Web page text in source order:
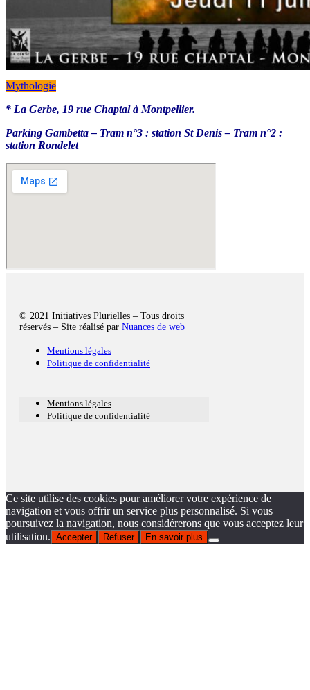
Mythologie
* La Gerbe, 19 rue Chaptal à Montpellier.
Parking Gambetta – Tram n°3 : station St Denis – Tram n°2 :
station Rondelet
© 2021 Initiatives Plurielles – Tous droits
réservés – Site réalisé par Nuances de web
Mentions légales
Politique de confidentialité
Mentions légales
Politique de confidentialité
Ce site utilise des cookies pour améliorer votre expérience de
navigation et vous offrir un service plus personnalisé. Si vous
poursuivez la navigation, nous considérerons que vous acceptez leur
utilisation. Accepter Refuser En savoir plus